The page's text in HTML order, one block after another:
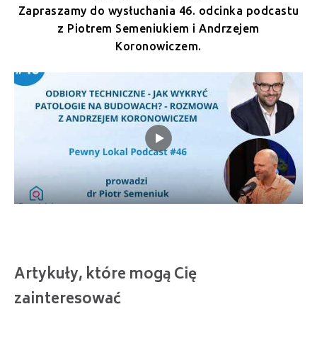
Zapraszamy do wysłuchania 46. odcinka podcastu
z Piotrem Semeniukiem i Andrzejem
Koronowiczem.
Artykuły, które mogą Cię
zainteresować